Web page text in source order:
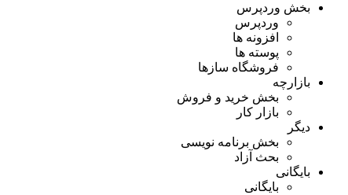
بخش وردپرس
وردپرس
افزونه ها
پوسته ها
فروشگاه سازها
بازارچه
بخش خرید و فروش
بازار کار
دیگر
بخش برنامه نویسی
بحث آزاد
بایگانی
بایگانی